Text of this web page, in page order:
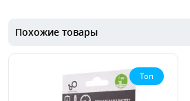
Похожие товары
Топ